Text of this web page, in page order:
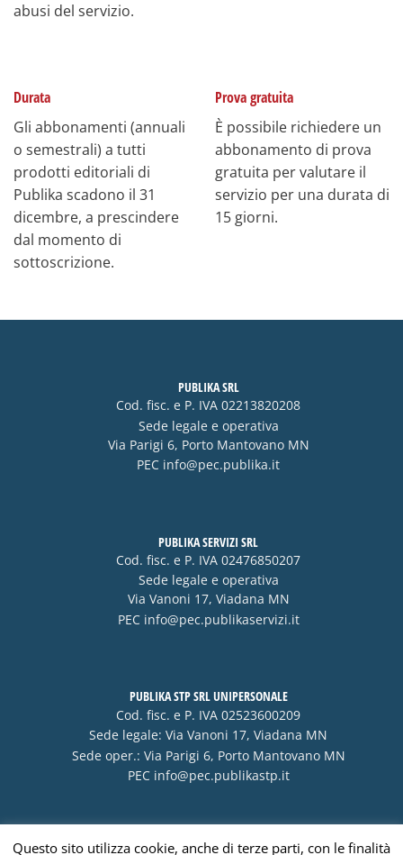
abusi del servizio.
Durata
Gli abbonamenti (annuali
o semestrali) a tutti
prodotti editoriali di
Publika scadono il 31
dicembre, a prescindere
dal momento di
sottoscrizione.
Prova gratuita
È possibile richiedere un
abbonamento di prova
gratuita per valutare il
servizio per una durata di
15 giorni.
PUBLIKA SRL
Cod. fisc. e P. IVA 02213820208
Sede legale e operativa
Via Parigi 6, Porto Mantovano MN
PEC info@pec.publika.it
PUBLIKA SERVIZI SRL
Cod. fisc. e P. IVA 02476850207
Sede legale e operativa
Via Vanoni 17, Viadana MN
PEC info@pec.publikaservizi.it
PUBLIKA STP SRL UNIPERSONALE
Cod. fisc. e P. IVA 02523600209
Sede legale: Via Vanoni 17, Viadana MN
Sede oper.: Via Parigi 6, Porto Mantovano MN
PEC info@pec.publikastp.it
Questo sito utilizza cookie, anche di terze parti, con le finalità